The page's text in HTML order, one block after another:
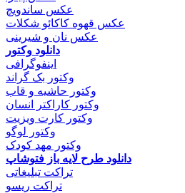
عکس ساندویچ
عکس قهوه کاکائو شکلات
عکس نان و شیرینی
دانلود وکتور
اینفوگرافی
وکتور بک گراند
وکتور حاشیه و قاب
وکتور کاراکتر انسان
وکتور کارت ویزیت
وکتور لوگو
وکتور مهد کودک
دانلود طرح لایه باز فتوشاپ
تراکت تبلیغاتی
تراکت ریسو